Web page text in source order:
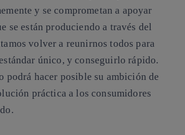
y se comprometan a apoyar
se están produciendo a través del
volver a reunirnos todos para
único, y conseguirlo rápido.
podrá hacer posible su ambición de
práctica a los consumidores